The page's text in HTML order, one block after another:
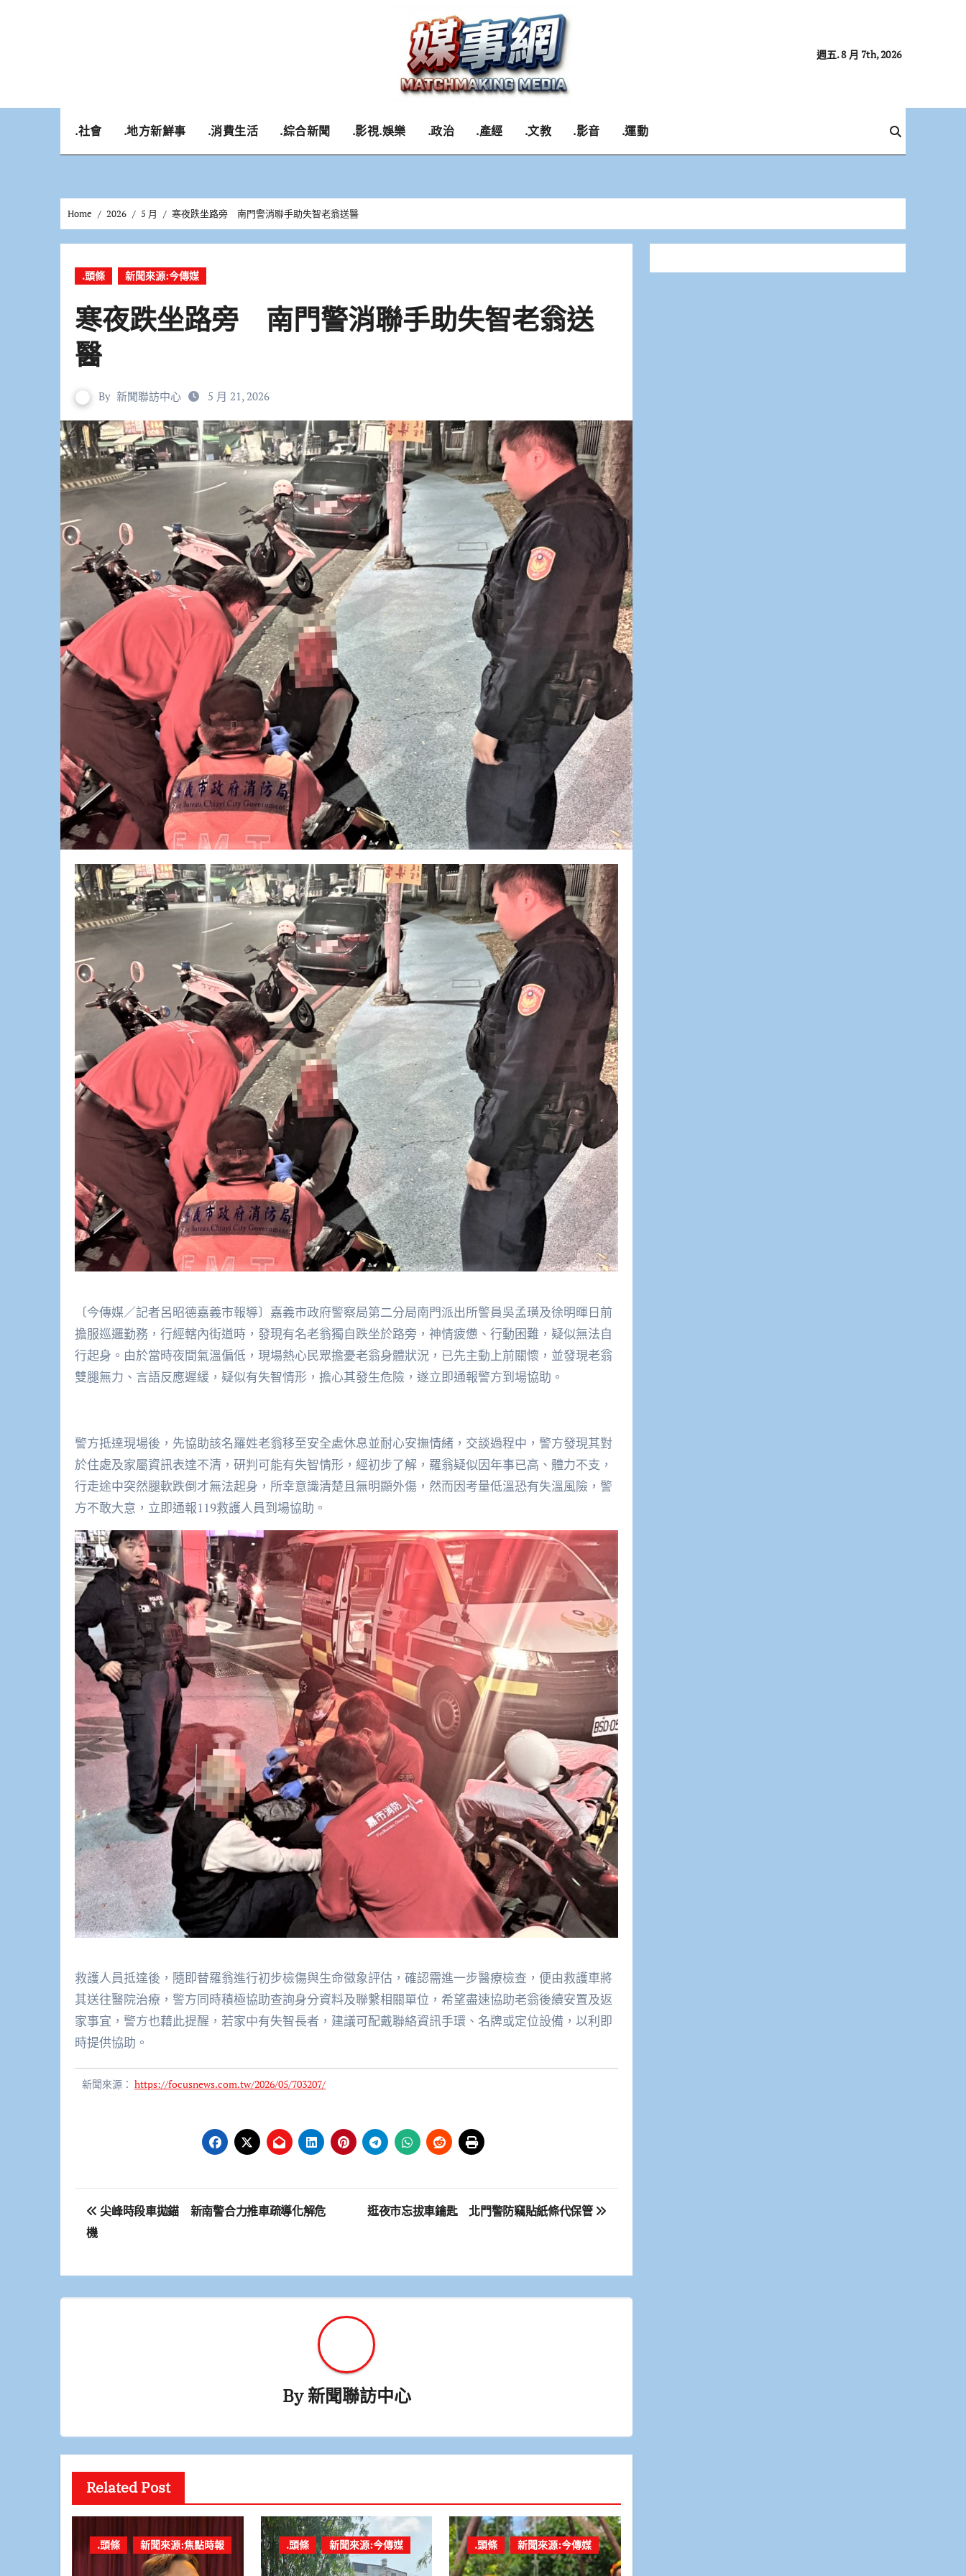
週五. 8 月 7th, 2026
.社會 .地方新鮮事 .消費生活 .綜合新聞 .影視.娛樂 .政治 .產經 .文教 .影音 .運動
Home 2026 5 月 寒夜跌坐路旁 南門警消聯手助失智老翁送醫
.頭條 新聞來源:今傳媒
寒夜跌坐路旁 南門警消聯手助失智老翁送
醫
By 新聞聯訪中心 5 月 21, 2026
〔今傳媒／記者呂昭德嘉義市報導〕嘉義市政府警察局第二分局南門派出所警員吳孟璜及徐明暉日前
擔服巡邏勤務，行經轄內街道時，發現有名老翁獨自跌坐於路旁，神情疲憊、行動困難，疑似無法自
行起身。由於當時夜間氣溫偏低，現場熱心民眾擔憂老翁身體狀況，已先主動上前關懷，並發現老翁
雙腿無力、言語反應遲緩，疑似有失智情形，擔心其發生危險，遂立即通報警方到場協助。
警方抵達現場後，先協助該名羅姓老翁移至安全處休息並耐心安撫情緒，交談過程中，警方發現其對
於住處及家屬資訊表達不清，研判可能有失智情形，經初步了解，羅翁疑似因年事已高、體力不支，
行走途中突然腿軟跌倒才無法起身，所幸意識清楚且無明顯外傷，然而因考量低溫恐有失溫風險，警
方不敢大意，立即通報119救護人員到場協助。
救護人員抵達後，隨即替羅翁進行初步檢傷與生命徵象評估，確認需進一步醫療檢查，便由救護車將
其送往醫院治療，警方同時積極協助查詢身分資料及聯繫相關單位，希望盡速協助老翁後續安置及返
家事宜，警方也藉此提醒，若家中有失智長者，建議可配戴聯絡資訊手環、名牌或定位設備，以利即
時提供協助。
新聞來源： https://focusnews.com.tw/2026/05/703207/
文
章
覽
尖峰時段車拋錨 新南警合力推車疏導化解危
機
逛夜市忘拔車鑰匙 北門警防竊貼紙條代保管
By新聞聯訪中心
Related Post
.頭條 新聞來源:焦點時報 .頭條 新聞來源:今傳媒 .頭條 新聞來源:今傳媒